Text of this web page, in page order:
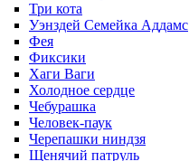
Три кота
Уэнздей Семейка Аддамс
Фея
Фиксики
Хаги Ваги
Холодное сердце
Чебурашка
Человек-паук
Черепашки ниндзя
Щенячий патруль